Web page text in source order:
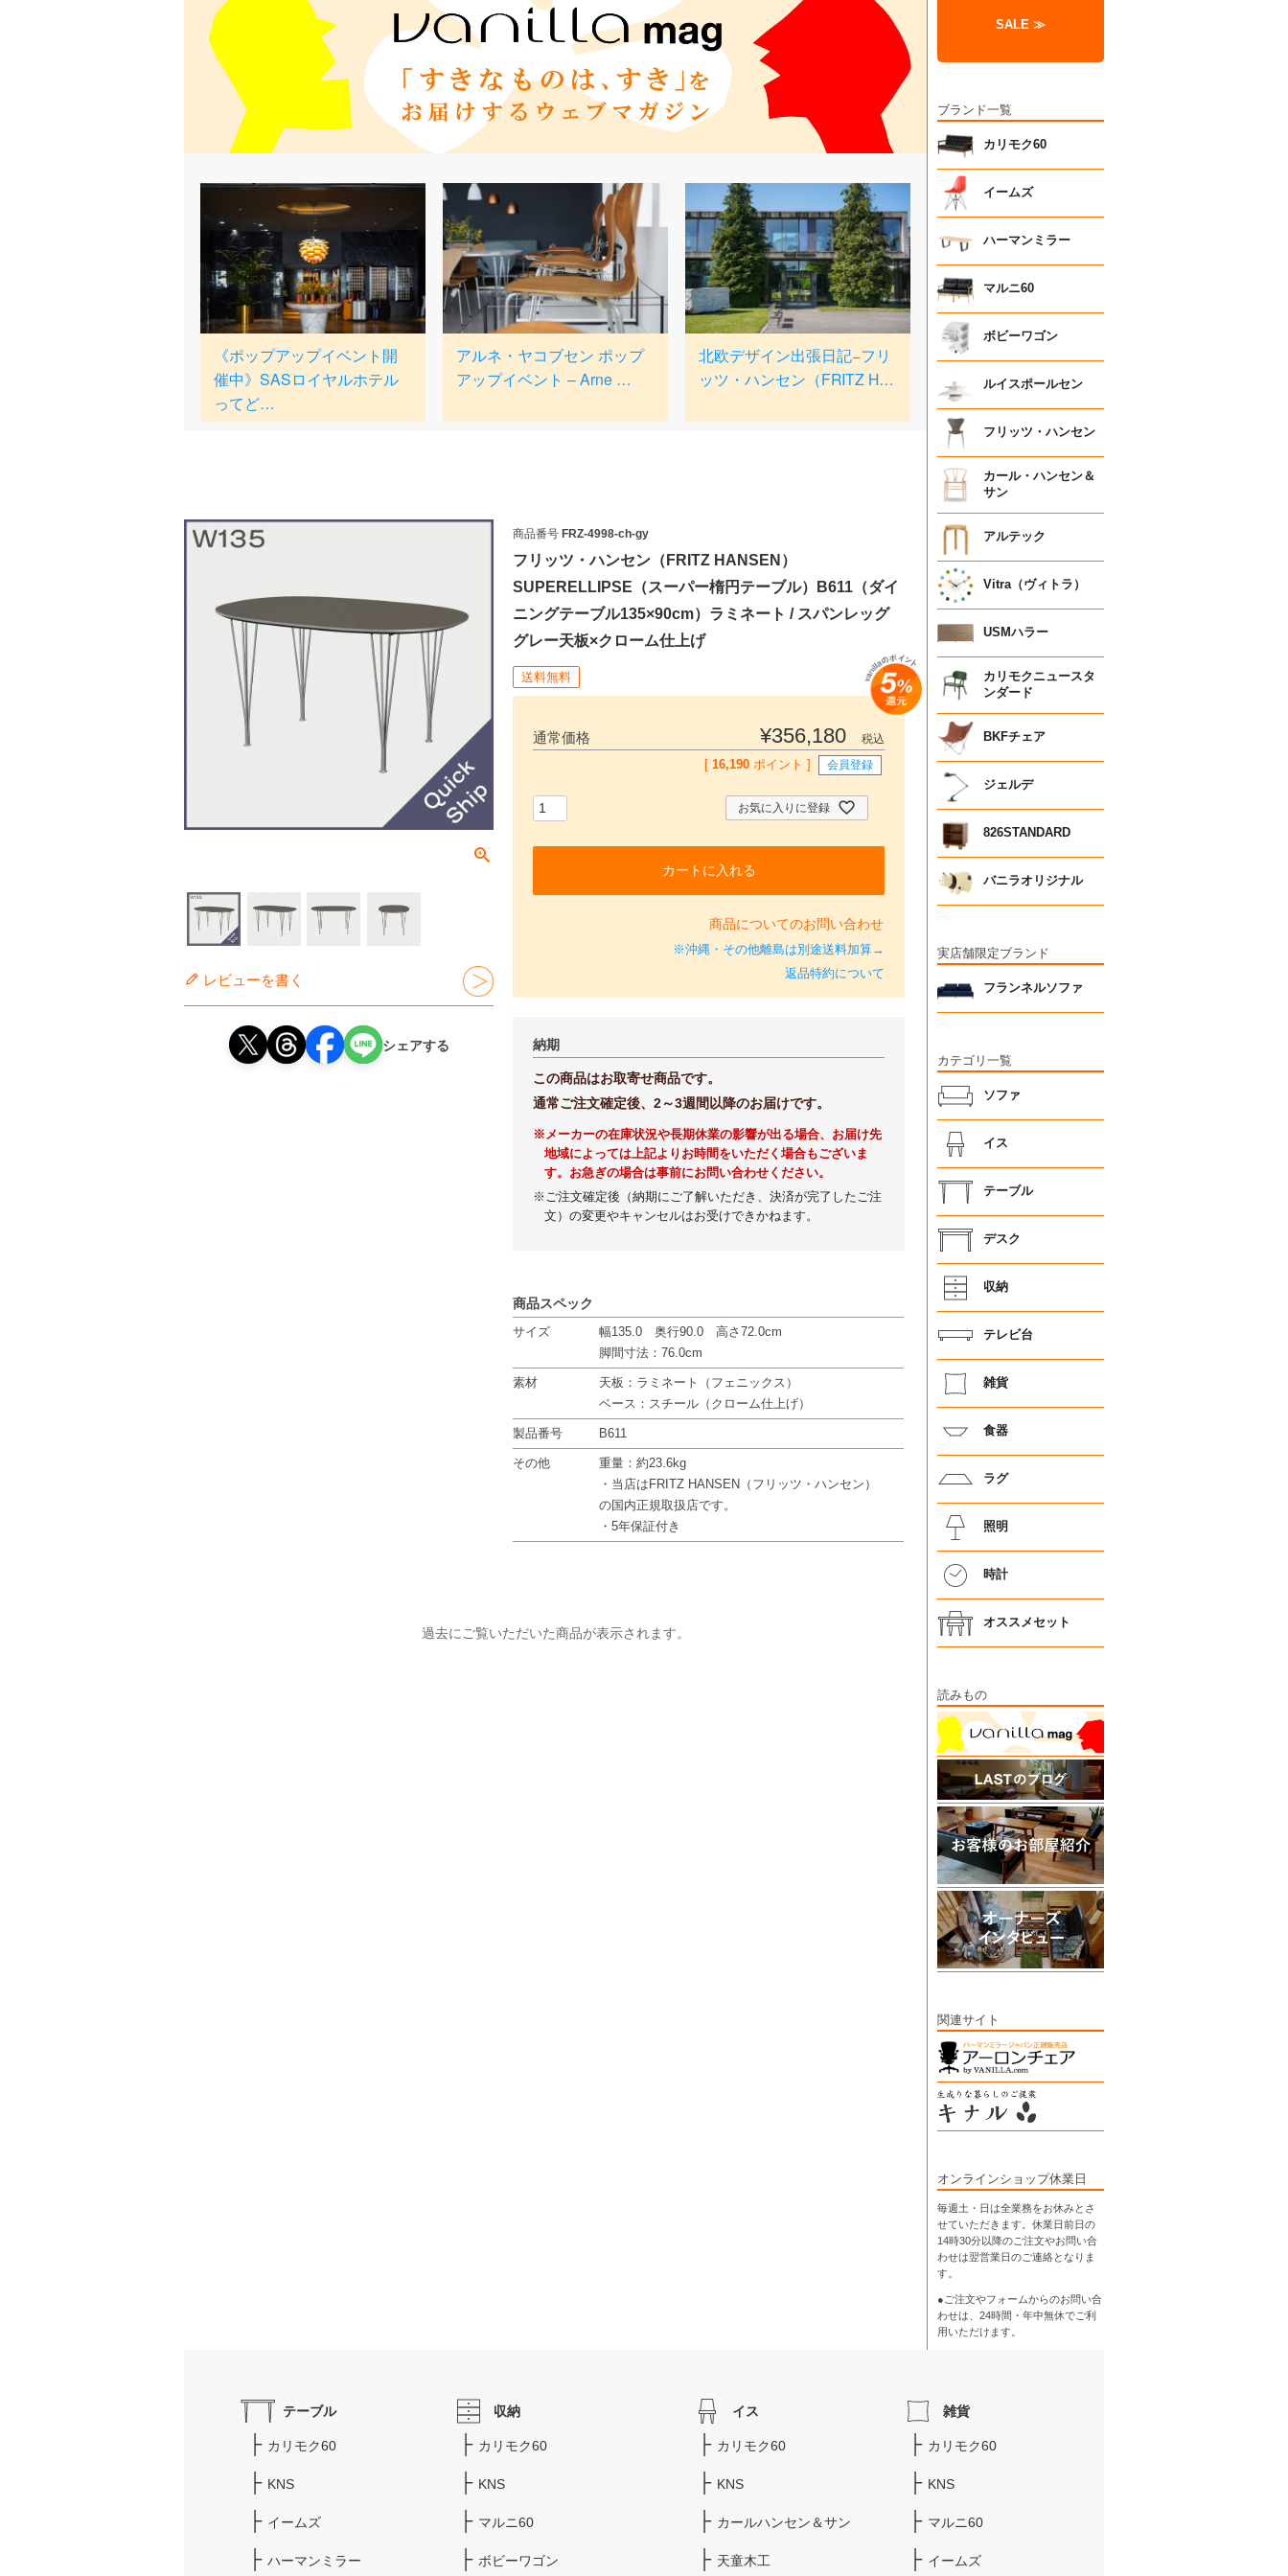
レビューを書く
シェアする
商品番号 FRZ-4998-ch-gy
フリッツ・ハンセン（FRITZ HANSEN）
SUPERELLIPSE（スーパー楕円テーブル）B611（ダイ
ニングテーブル135×90cm）ラミネート / スパンレッグ
グレー天板×クローム仕上げ
送料無料
通常価格 ¥356,180
税込
[ 16,190 ポイント ] 会員登録
お気に入りに登録
カートに入れる
商品についてのお問い合わせ
※沖縄・その他離島は別途送料加算→
返品特約について
納期
この商品はお取寄せ商品です。
通常ご注文確定後、2～3週間以降のお届けです。
※メーカーの在庫状況や長期休業の影響が出る場合、お届け先
地域によっては上記よりお時間をいただく場合もございま
す。お急ぎの場合は事前にお問い合わせください。
※ご注文確定後（納期にご了解いただき、決済が完了したご注
文）の変更やキャンセルはお受けできかねます。
商品スペック
サイズ
幅135.0 奥行90.0 高さ72.0cm
脚間寸法：76.0cm
素材
天板：ラミネート（フェニックス）
ベース：スチール（クローム仕上げ）
製品番号 B611
その他
重量：約23.6kg
・当店はFRITZ HANSEN（フリッツ・ハンセン）
の国内正規取扱店です。
・5年保証付き
過去にご覧いただいた商品が表示されます。
SALE ≫
ブランド一覧
カリモク60
イームズ
ハーマンミラー
マルニ60
ボビーワゴン
ルイスポールセン
フリッツ・ハンセン
カール・ハンセン＆
サン
アルテック
Vitra（ヴィトラ）
USMハラー
カリモクニュースタ
ンダード
BKFチェア
ジェルデ
826STANDARD
バニラオリジナル
実店舗限定ブランド
フランネルソファ
カテゴリ一覧
ソファ
イス
テーブル
デスク
収納
テレビ台
雑貨
食器
ラグ
照明
時計
オススメセット
読みもの
関連サイト
オンラインショップ休業日
毎週土・日は全業務をお休みとさ
せていただきます。休業日前日の
14時30分以降のご注文やお問い合
わせは翌営業日のご連絡となりま
す。
●ご注文やフォームからのお問い合
わせは、 24時間・年中無休でご利
用いただけます。
テーブル
カリモク60
KNS
イームズ
ハーマンミラー
収納
カリモク60
KNS
マルニ60
ボビーワゴン
イス
カリモク60
KNS
カールハンセン＆サン
天童木工
雑貨
カリモク60
KNS
マルニ60
イームズ